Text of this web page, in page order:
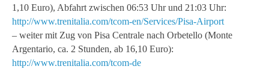
1,10 Euro), Abfahrt zwischen 06:53 Uhr und 21:03 Uhr:
http://www.trenitalia.com/tcom-en/Services/Pisa-Airport
– weiter mit Zug von Pisa Centrale nach Orbetello (Monte
Argentario, ca. 2 Stunden, ab 16,10 Euro):
http://www.trenitalia.com/tcom-de